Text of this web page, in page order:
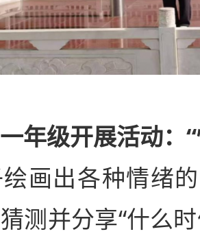
一年级开展活动：
出各种情绪的
测并分享“什么